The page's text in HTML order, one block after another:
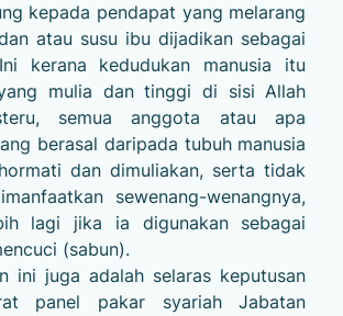
kepada pendapat yang melarang
atau susu ibu dijadikan sebagai
kerana kedudukan manusia itu
mulia dan tinggi di sisi Allah
semua anggota atau apa
berasal daripada tubuh manusia
dan dimuliakan, serta tidak
sewenang-wenangnya,
lagi jika ia digunakan sebagai
(sabun).
ini juga adalah selaras keputusan
panel pakar syariah Jabatan